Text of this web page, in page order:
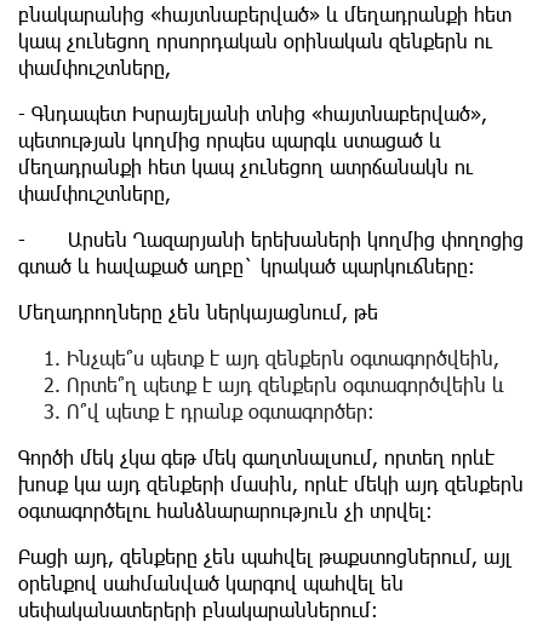
բնակարանից «հայտնաբերված» և մեղադրանքի հետ
կապ չունեցող որսորդական օրինական զենքերն ու
փամփուշտները,
- Գնդապետ Իսրայելյանի տնից «հայտնաբերված»,
պետության կողմից որպես պարգև ստացած և
մեղադրանքի հետ կապ չունեցող ատրճանակն ու
փամփուշտները,
- Արսեն Ղազարյանի երեխաների կողմից փողոցից
գտած և հավաքած աղբը` կրակած պարկուճները:
Մեղադրողները չեն ներկայացնում, թե
Ինչպե՞ս պետք է այդ զենքերն օգտագործվեին,
Որտե՞ղ պետք է այդ զենքերն օգտագործվեին և
Ո՞վ պետք է դրանք օգտագործեր:
Գործի մեկ չկա գեթ մեկ գաղտնալսում, որտեղ որևէ
խոսք կա այդ զենքերի մասին, որևէ մեկի այդ զենքերն
օգտագործելու հանձնարարություն չի տրվել:
Բացի այդ, զենքերը չեն պահվել թաքստոցներում, այլ
օրենքով սահմանված կարգով պահվել են
սեփականատերերի բնակարաններում: